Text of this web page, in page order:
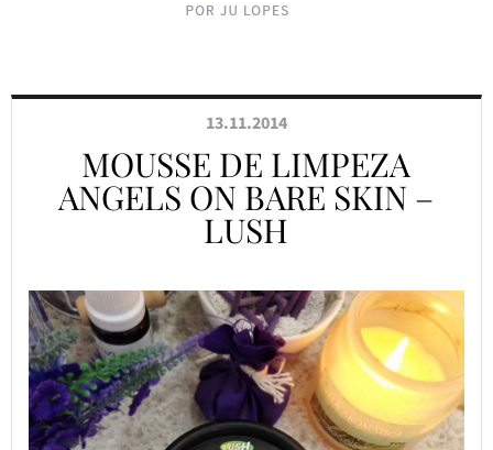
13.11.2014
MOUSSE DE LIMPEZA
ANGELS ON BARE SKIN –
LUSH